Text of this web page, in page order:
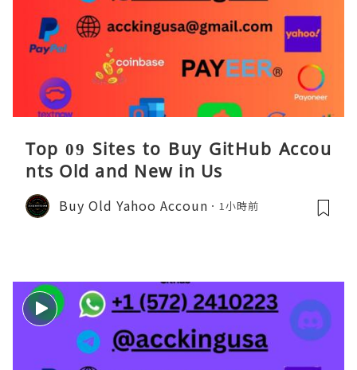
Top 09 Sites to Buy GitHub Accou
nts Old and New in Us
Buy Old Yahoo Accoun 1小時前